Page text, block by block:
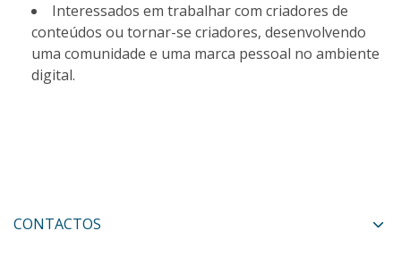
Interessados em trabalhar com criadores de
conteúdos ou tornar-se criadores, desenvolvendo
uma comunidade e uma marca pessoal no ambiente
digital.
CONTACTOS